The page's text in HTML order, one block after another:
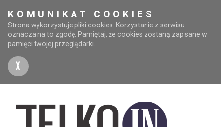
KOMUNIKAT COOKIES
Strona wykorzystuje pliki cookies. Korzystanie z serwisu
oznacza na to zgodę. Pamiętaj, że cookies zostaną zapisane w
pamięci twojej przeglądarki.
X